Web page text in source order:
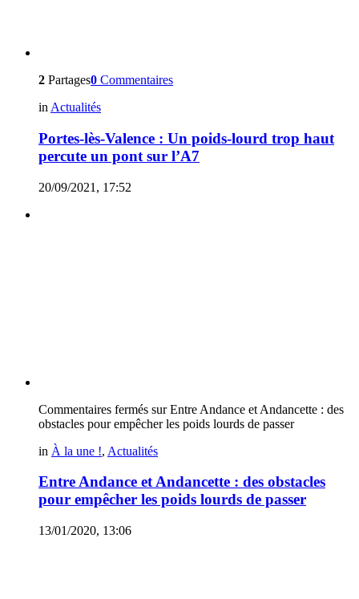
2 Partages0 Commentaires
in Actualités
Portes-lès-Valence : Un poids-lourd trop haut
percute un pont sur l’A7
20/09/2021, 17:52
Commentaires fermés sur Entre Andance et Andancette : des
obstacles pour empêcher les poids lourds de passer
in À la une !, Actualités
Entre Andance et Andancette : des obstacles
pour empêcher les poids lourds de passer
13/01/2020, 13:06